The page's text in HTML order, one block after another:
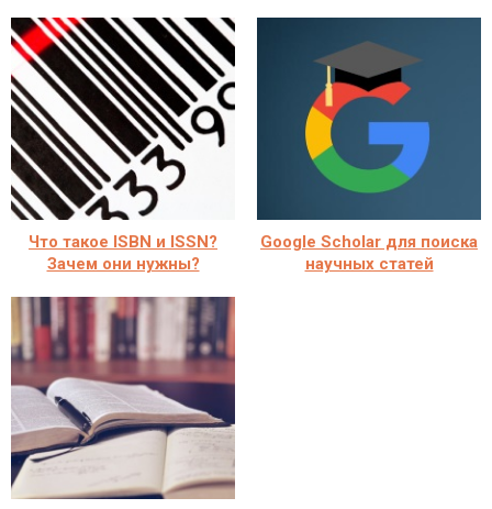
Что такое ISBN и ISSN?
Зачем они нужны?
Google Scholar для поиска
научных статей